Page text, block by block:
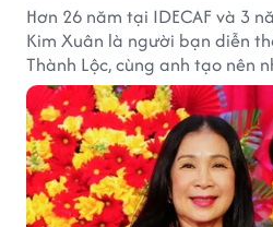
Hơn 26 năm tại IDECAF và 3
Kim Xuân là người bạn diễn
Thành Lộc, cùng anh tạo nên
khấu.